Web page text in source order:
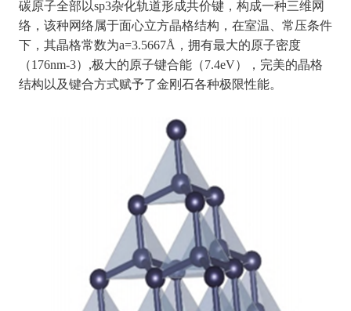
碳原子全部以sp3杂化轨道形成共价键，构成一种三维网
络，该种网络属于面心立方晶格结构，在室温、常压条件
下，其晶格常数为a=3.5667Å，拥有最大的原子密度
（176nm-3）,极大的原子键合能（7.4eV），完美的晶格
结构以及键合方式赋予了金刚石各种极限性能。